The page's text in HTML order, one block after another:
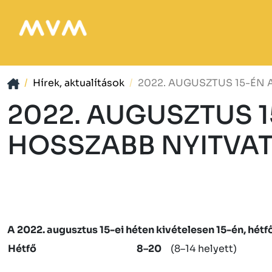
Hírek, aktualítások 2022. AUGUSZTUS 15-ÉN
2022. AUGUSZTUS
HOSSZABB
A 2022. augusztus 15-ei héten kivételesen 15-én,
Hétfő
8–20 (8–14 helyett)